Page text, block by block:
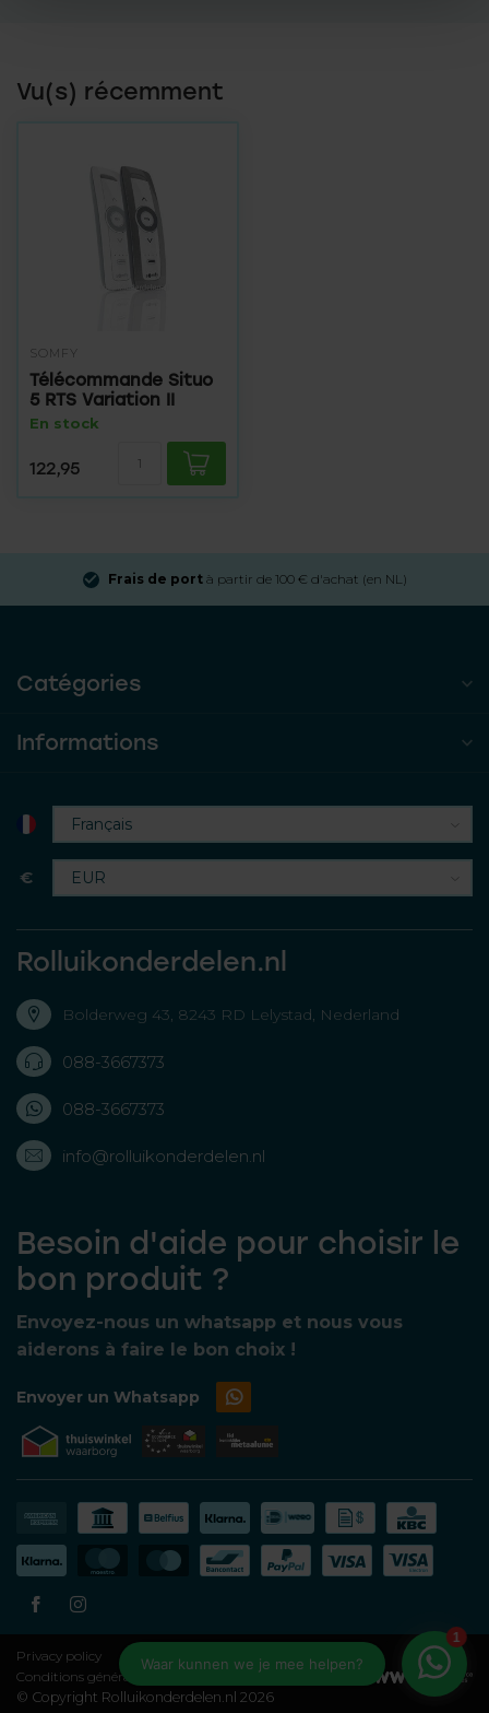
Vu(s) récemment
SOMFY
Télécommande Situo
5 RTS Variation II
En stock
122,95
Frais de portà partir de 100 € d'achat (en NL)
Catégories
Informations
€
Rolluikonderdelen.nl
Bolderweg 43, 8243 RD Lelystad, Nederland
088-3667373
088-3667373
info@rolluikonderdelen.nl
Besoin d'aide pour choisir le
bon produit ?
Envoyez-nous un whatsapp et nous vous
aiderons à faire le bon choix !
Envoyer un Whatsapp
Privacy policy
Conditions générales
© Copyright Rolluikonderdelen.nl 2026